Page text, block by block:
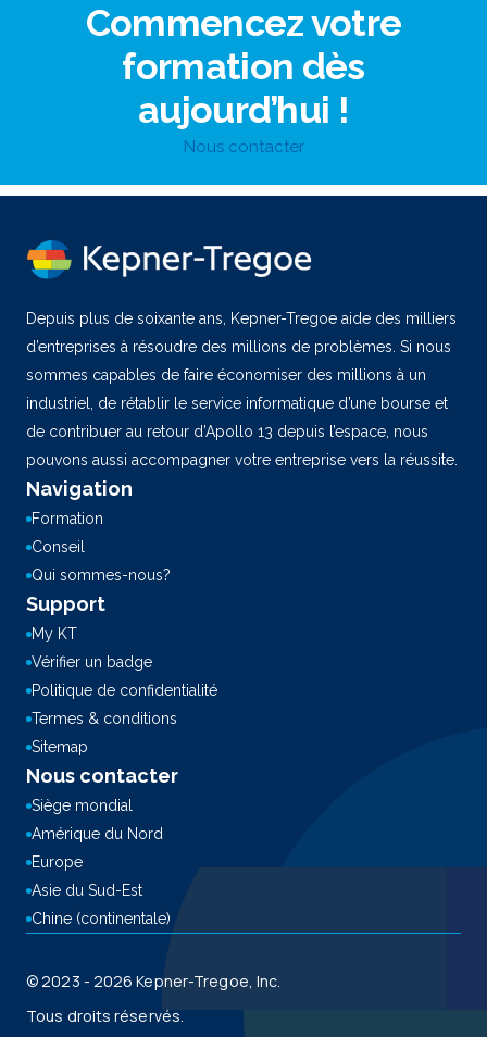
Commencez votre
formation dès
aujourd’hui !
Nous contacter
Depuis plus de soixante ans, Kepner-Tregoe aide des milliers
d’entreprises à résoudre des millions de problèmes. Si nous
sommes capables de faire économiser des millions à un
industriel, de rétablir le service informatique d’une bourse et
de contribuer au retour d’Apollo 13 depuis l’espace, nous
pouvons aussi accompagner votre entreprise vers la réussite.
Navigation
Formation
Conseil
Qui sommes-nous?
Support
My KT
Vérifier un badge
Politique de confidentialité
Termes & conditions
Sitemap
Nous contacter
Siège mondial
Amérique du Nord
Europe
Asie du Sud-Est
Chine (continentale)
© 2023 - 2026 Kepner-Tregoe, Inc.
Tous droits réservés.